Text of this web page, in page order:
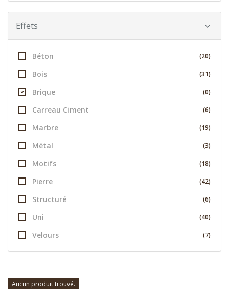
Effets
Béton (20)
Bois (31)
Brique (0)
Carreau Ciment (6)
Marbre (19)
Métal (3)
Motifs (18)
Pierre (42)
Structuré (6)
Uni (40)
Velours (7)
Aucun produit trouvé.